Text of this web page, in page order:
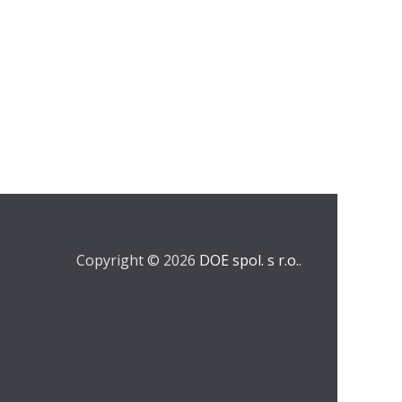
Copyright © 2026 DOE spol. s r.o..